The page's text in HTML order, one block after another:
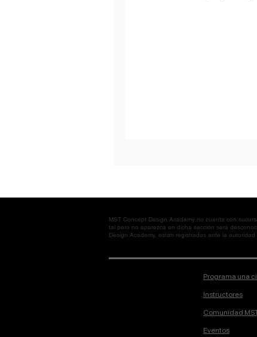
MST Concept Design Academy no cuenta con
tal pero no aparezca en dicha sección será
Design Academy, están registrados ante la
Programa una
Instructores
Comunidad
Eventos